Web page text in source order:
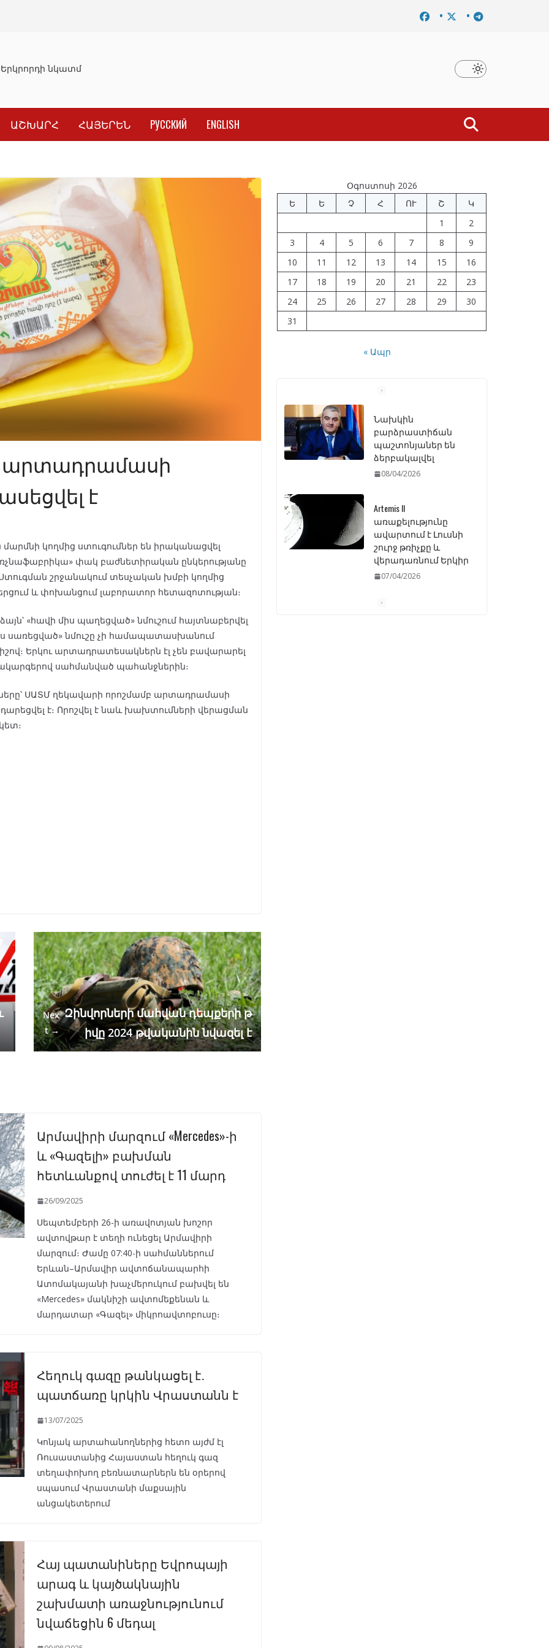
նկատմամբ սահմանափակման վերացման որոշումը Նախկին բարձրաստիճան պաշտոնյաներ են
ԱՇԽԱՐՀ ՀԱՅԵՐԵՆ РУССКИЙ ENGLISH
արտադրամասի
է
կողմից ստուգումներ են իրականացվել
փակ բաժնետիրական ընկերությանը
շրջանակում տեսչական խմբի կողմից
և փոխանցում լաբորատոր հետազոտության։
«հավի միս պաղեցված» նմուշում հայտնաբերվել
սառեցված» նմուշը չի համապատասխանում
Երկու արտադրատեսակներն էլ չեն բավարարել
սահմանված պահանջներին։
ՍԱՏՄ ղեկավարի որոշմամբ արտադրամասի
է։ Որոշվել է նաև խախտումների վերացման
Nex
t →
Զինվորների մահվան դեպքերի թ
իվը 2024 թվականին նվազել է
Արմավիրի մարզում «Mercedes»-ի
և «Գազելի» բախման
հետևանքով տուժել է 11 մարդ
26/09/2025
Սեպտեմբերի 26-ի առավոտյան խոշոր
ավտովթար է տեղի ունեցել Արմավիրի
մարզում։ Ժամը 07:40-ի սահմաններում
Երևան–Արմավիր ավտոճանապարհի
Ատոմակայանի խաչմերուկում բախվել են
«Mercedes» մակնիշի ավտոմեքենան և
մարդատար «Գազել» միկրոավտոբուսը։
Հեղուկ գազը թանկացել է․
պատճառը կրկին Վրաստանն է
13/07/2025
Կոնյակ արտահանողներից հետո այժմ էլ
Ռուսաստանից Հայաստան հեղուկ գազ
տեղափոխող բեռնատարներն են օրերով
սպասում Վրաստանի մաքսային
անցակետերում
Հայ պատանիները Եվրոպայի
արագ և կայծակնային
շախմատի առաջնությունում
նվաճեցին 6 մեդալ
Օգոստոսի 2026
Ե
Ե Չ Հ ՈՒ Շ
Կ
1
2
3
4 5 6 7 8
9
10
11 12 13 14 15
16
17
18 19 20 21 22
23
24
25 26 27 28 29
30
31
« Ապր
Artemis II
առաքելությունը
ավարտում է Լուսնի
շուրջ թռիչքը և
վերադառնում Երկիր
ԱԺ–ում առաջին
ընթերցմամբ
ընդունվեց
«Ընտրական
օրենսգրքի»